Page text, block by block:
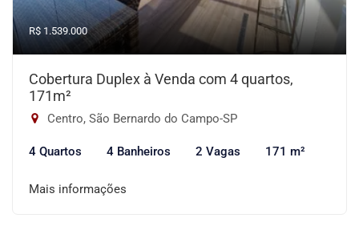
R$ 1.539.000
Cobertura Duplex à Venda com 4 quartos,
171m²
Centro, São Bernardo do Campo-SP
4 Quartos 4 Banheiros 2 Vagas 171 m²
Mais informações